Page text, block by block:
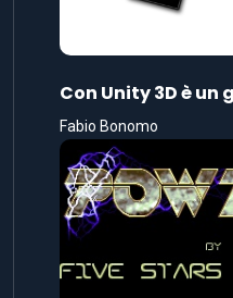
Con Unity 3D è un
Fabio Bonomo